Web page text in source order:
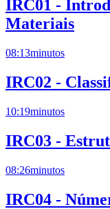
IRC01 -
Materiais
08:13minutos
IRC02 -
10:19minutos
IRC03 -
08:26minutos
IRC04 -